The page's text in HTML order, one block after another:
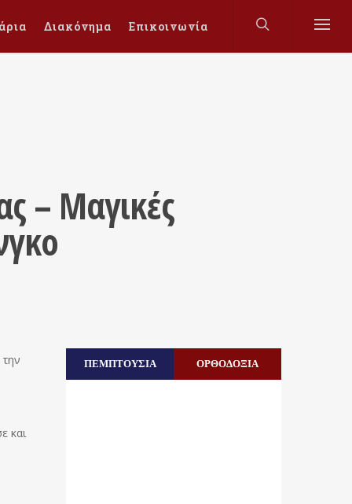
Διακόνημα Επικοινωνία
– Μαγικές
και
ΠΕΜΠΤΟΥΣΙΑ ΟΡΘΟΔΟΞΙΑ